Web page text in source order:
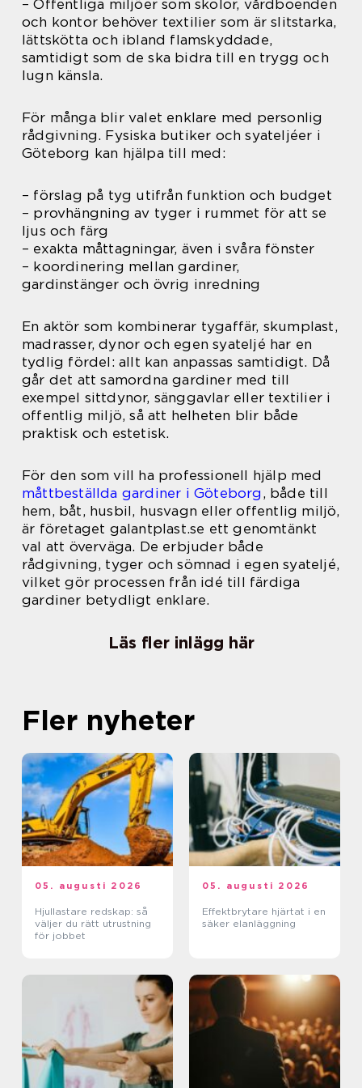
– Offentliga miljöer som skolor, vårdboenden
och kontor behöver textilier som är slitstarka,
lättskötta och ibland flamskyddade,
samtidigt som de ska bidra till en trygg och
lugn känsla.
För många blir valet enklare med personlig
rådgivning. Fysiska butiker och syateljéer i
Göteborg kan hjälpa till med:
– förslag på tyg utifrån funktion och budget
– provhängning av tyger i rummet för att se
ljus och färg
– exakta måttagningar, även i svåra fönster
– koordinering mellan gardiner,
gardinstänger och övrig inredning
En aktör som kombinerar tygaffär, skumplast,
madrasser, dynor och egen syateljé har en
tydlig fördel: allt kan anpassas samtidigt. Då
går det att samordna gardiner med till
exempel sittdynor, sänggavlar eller textilier i
offentlig miljö, så att helheten blir både
praktisk och estetisk.
För den som vill ha professionell hjälp med
måttbeställda gardiner i Göteborg , både till
hem, båt, husbil, husvagn eller offentlig miljö,
är företaget galantplast.se ett genomtänkt
val att överväga. De erbjuder både
rådgivning, tyger och sömnad i egen syateljé,
vilket gör processen från idé till färdiga
gardiner betydligt enklare.
Läs fler inlägg här
Fler nyheter
05. augusti 2026
Hjullastare redskap: så
väljer du rätt utrustning
för jobbet
05. augusti 2026
Effektbrytare hjärtat i en
säker elanläggning